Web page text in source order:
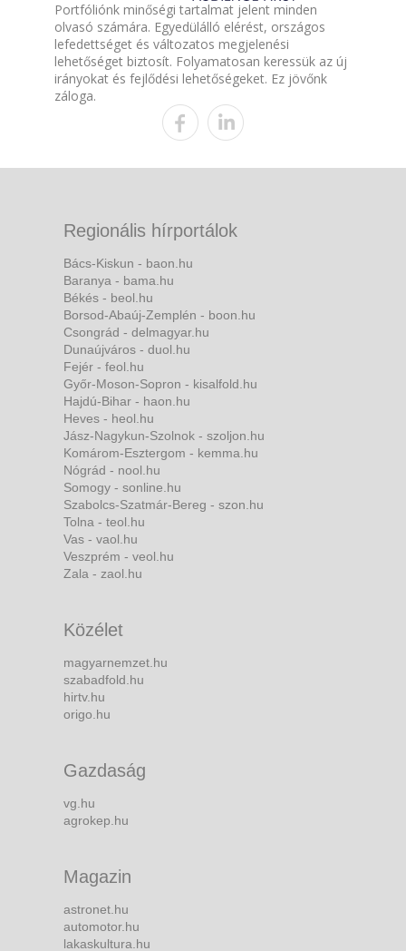
Portfóliónk minőségi tartalmat jelent minden
olvasó számára. Egyedülálló elérést, országos
lefedettséget és változatos megjelenési
lehetőséget biztosít. Folyamatosan keressük az új
irányokat és fejlődési lehetőségeket. Ez jövőnk
záloga.
Regionális hírportálok
Bács-Kiskun - baon.hu
Baranya - bama.hu
Békés - beol.hu
Borsod-Abaúj-Zemplén - boon.hu
Csongrád - delmagyar.hu
Dunaújváros - duol.hu
Fejér - feol.hu
Győr-Moson-Sopron - kisalfold.hu
Hajdú-Bihar - haon.hu
Heves - heol.hu
Jász-Nagykun-Szolnok - szoljon.hu
Komárom-Esztergom - kemma.hu
Nógrád - nool.hu
Somogy - sonline.hu
Szabolcs-Szatmár-Bereg - szon.hu
Tolna - teol.hu
Vas - vaol.hu
Veszprém - veol.hu
Zala - zaol.hu
Közélet
magyarnemzet.hu
szabadfold.hu
hirtv.hu
origo.hu
Gazdaság
vg.hu
agrokep.hu
Magazin
astronet.hu
automotor.hu
lakaskultura.hu